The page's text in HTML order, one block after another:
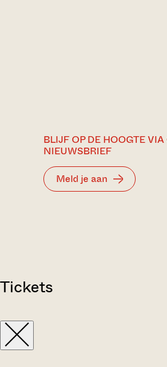
BLIJF OP DE HOOGTE
NIEUWSBRIEF
Meld je aan
Tickets